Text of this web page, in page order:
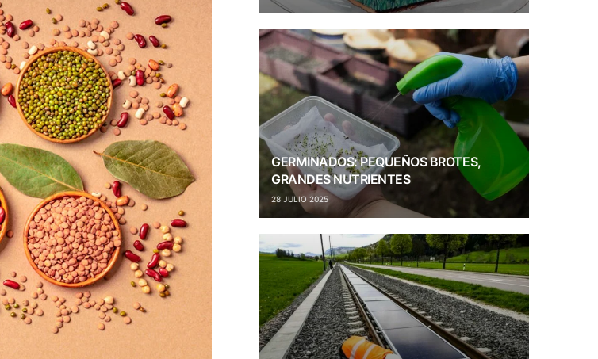
GERMINADOS: PEQUEÑOS BROTES,
GRANDES NUTRIENTES
28 JULIO 2025